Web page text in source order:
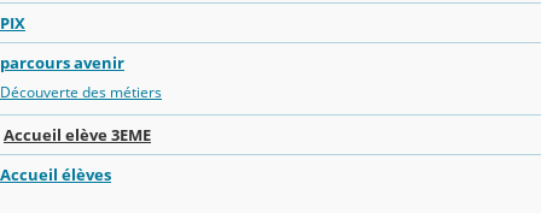
PIX
parcours avenir
Découverte des métiers
Accueil elève 3EME
Accueil élèves